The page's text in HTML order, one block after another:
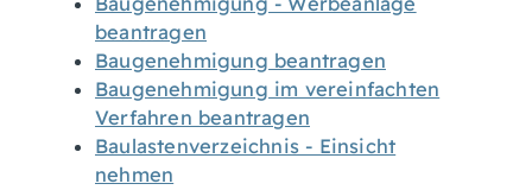
beantragen
Baugenehmigung beantragen
Baugenehmigung im vereinfachten
Verfahren beantragen
Baulastenverzeichnis - Einsicht
nehmen